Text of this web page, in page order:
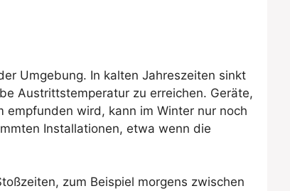
Umgebung. In kalten Jahreszeiten sinkt
Austrittstemperatur zu erreichen. Geräte,
wird, kann im Winter nur noch
Installationen, etwa wenn die
zum Beispiel morgens zwischen